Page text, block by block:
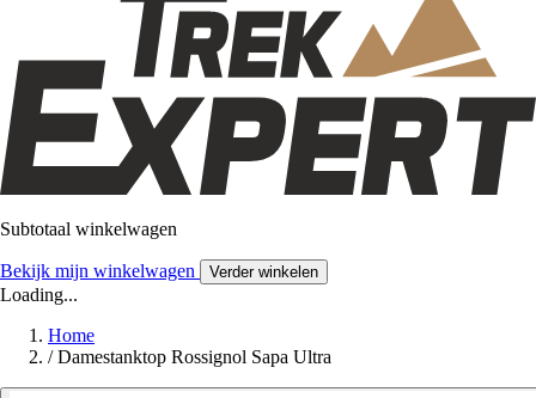
Subtotaal winkelwagen
Bekijk mijn winkelwagen Verder winkelen
Loading...
Home
/ Damestanktop Rossignol Sapa Ultra